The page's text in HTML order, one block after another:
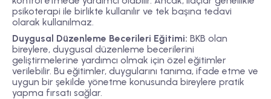
psikoterapi ile birlikte kullanılır ve tek başına tedavi
olarak kullanılmaz.
Duygusal Düzenleme Becerileri Eğitimi: BKB olan
bireylere, duygusal düzenleme becerilerini
geliştirmelerine yardımcı olmak için özel eğitimler
verilebilir. Bu eğitimler, duygularını tanıma, ifade etme ve
uygun bir şekilde yönetme konusunda bireylere pratik
yapma fırsatı sağlar.